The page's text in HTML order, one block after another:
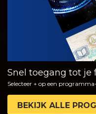
Snel toegang tot je
Selecteer + op een
BEKIJK ALLE